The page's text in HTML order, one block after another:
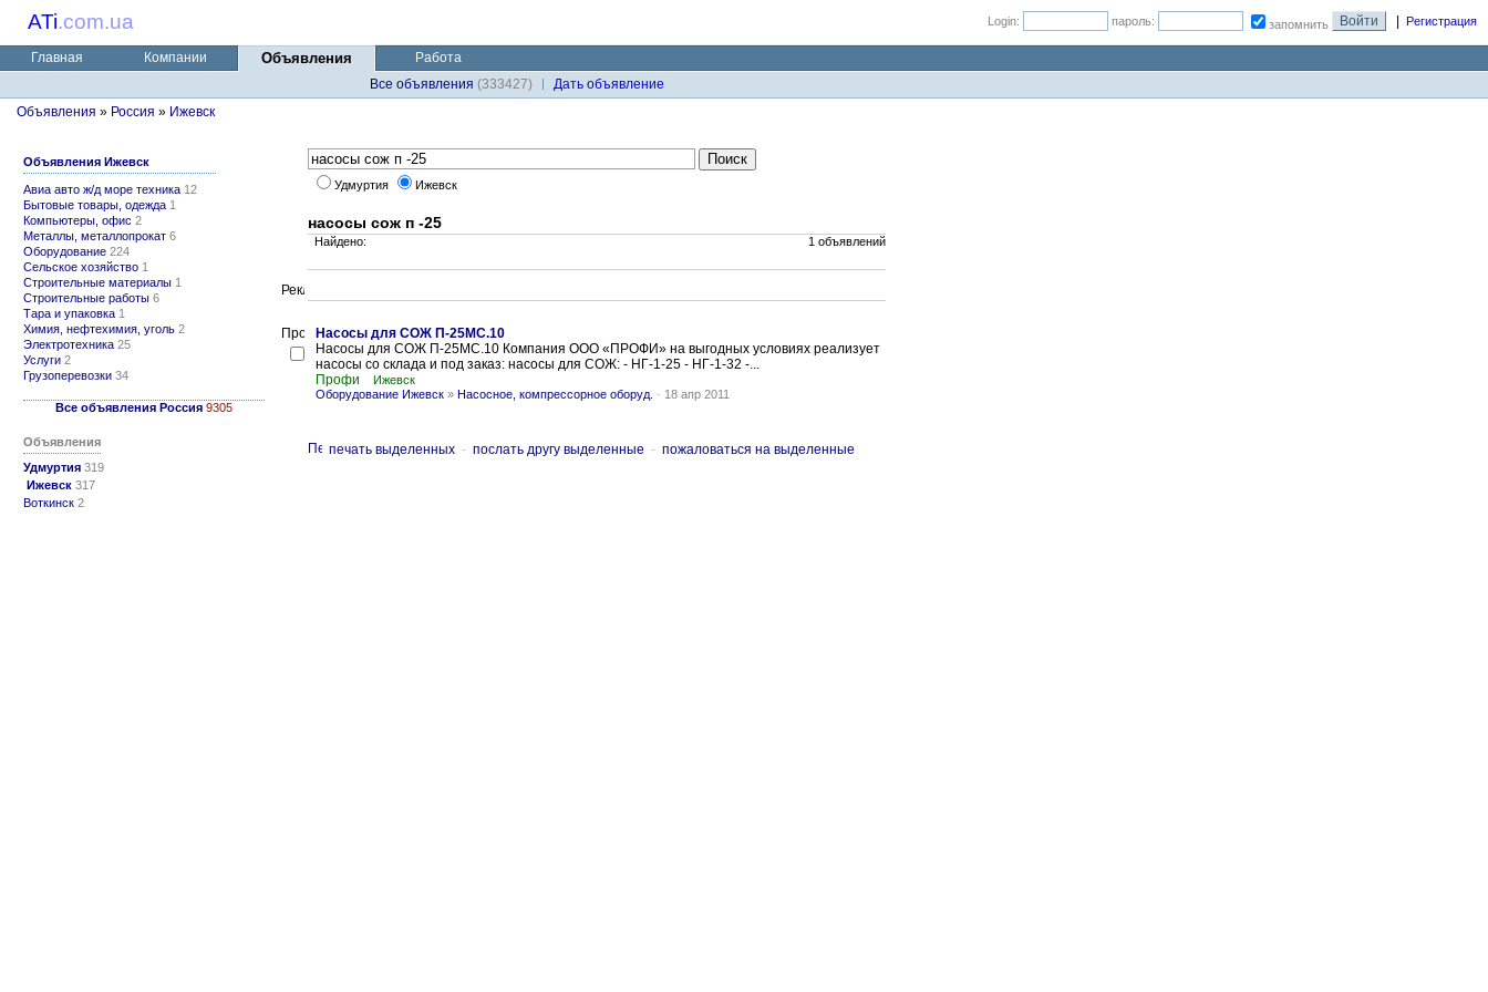
ATi.com.ua Login: пароль: запомнить Регистрация
Главная Компании Объявления
Работа
Все объявления (333427)
Дaть объявление
Объявления » Россия » Ижевск
Объявления Ижевск
Авиа авто ж/д море техника 12
Бытовые товары, одежда 1
Компьютеры, офис 2
Металлы, металлопрокат 6
Оборудование 224
Сельское хозяйство 1
Строительные материалы 1
Строительные работы 6
Тара и упаковка 1
Химия, нефтехимия, уголь 2
Электротехника 25
Услуги 2
Грузоперевозки 34
Все объявления Россия 9305
Объявления
Удмуртия 319
Ижевск 317
Воткинск 2
Удмуртия Ижевск
насосы сож п -25
Найдено: 1 объявлений
Насосы для СОЖ П-25МС.10
Насосы для СОЖ П-25МС.10 Компания ООО «ПРОФИ» на выгодных условиях реализует
насосы со склада и под заказ: насосы для СОЖ: - НГ-1-25 - НГ-1-32 -...
Профи
Ижевск
Оборудование Ижевск » Насосное, компрессорное оборуд. - 18 апр 2011
печать выделенных - послать другу выделенные - пожаловаться на выделенные